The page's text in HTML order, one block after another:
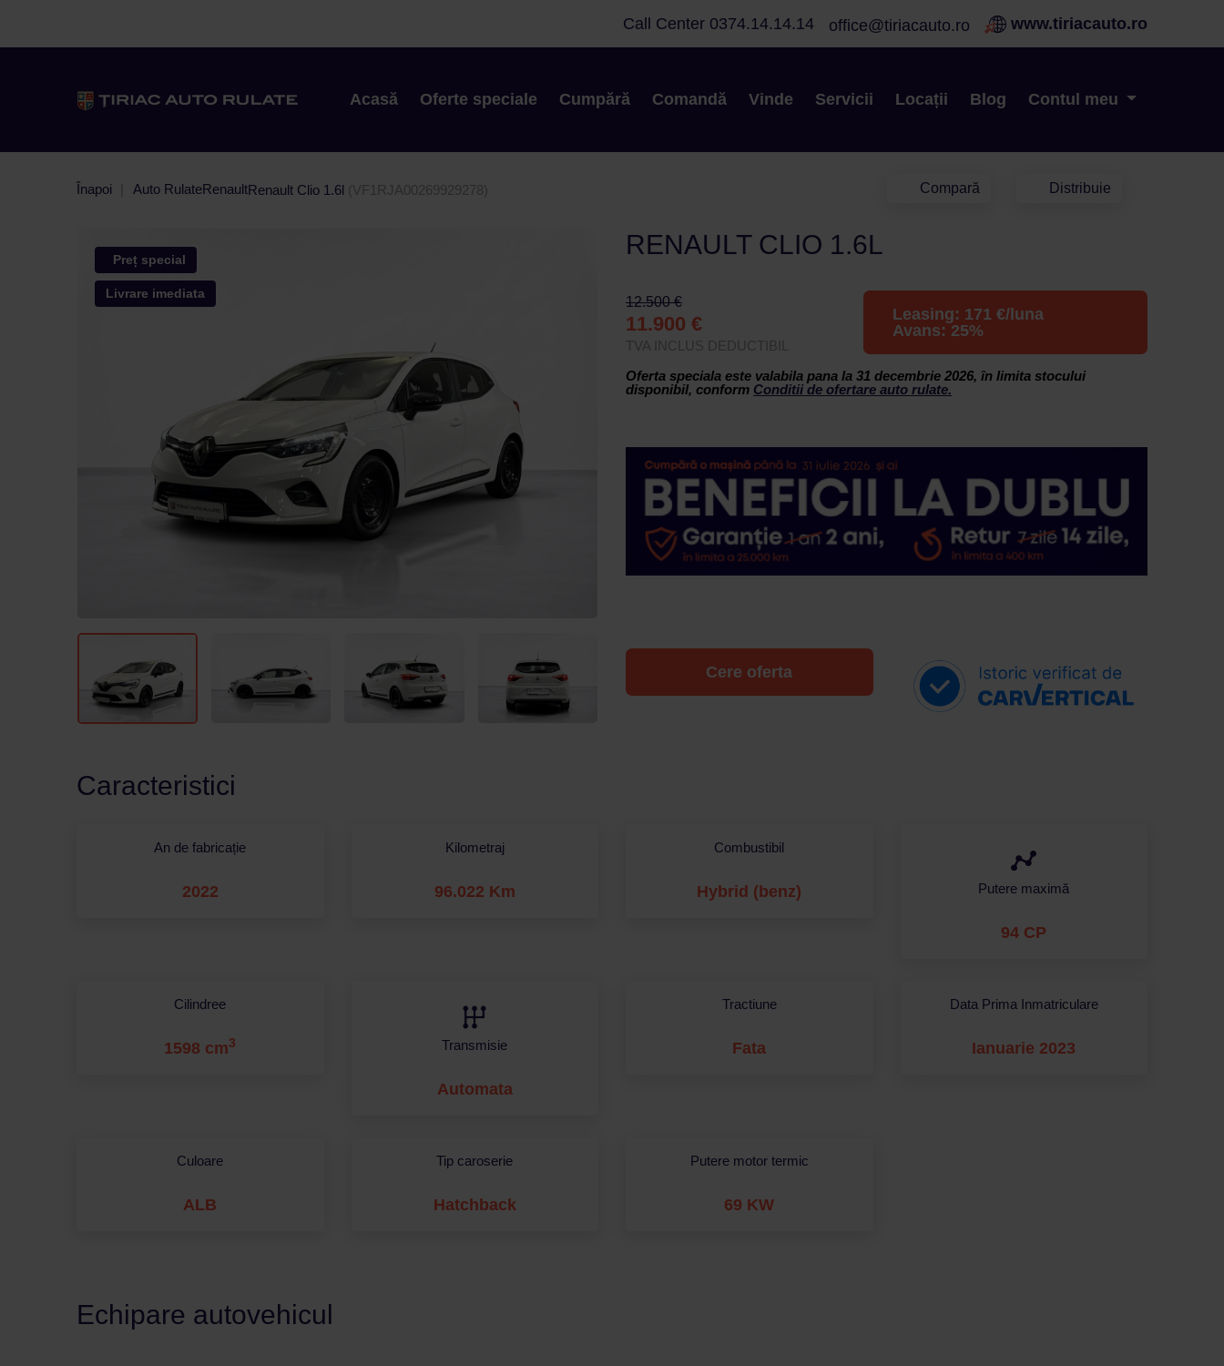
Call Center 0374.14.14.14 office@tiriacauto.ro www.tiriacauto.ro
Acasă Oferte speciale Cumpără Comandă Vinde Servicii Locații Blog Contul meu
Înapoi Auto RulateRenaultRenault Clio 1.6l (VF1RJA00269929278) Compară Distribuie
Preț special
Livrare imediata
RENAULT CLIO 1.6L
12.500 €
11.900 €
TVA INCLUS DEDUCTIBIL
Leasing: 171 €/luna
Avans: 25%
Oferta speciala este valabila pana la 31 decembrie 2026, în limita stocului
disponibil, conform Conditii de ofertare auto rulate.
Cere oferta
Caracteristici
An de fabricație
2022
Kilometraj
96.022 Km
Combustibil
Hybrid (benz) Putere maximă
94 CP
Cilindree
1598 cm3 Transmisie
Automata
Tractiune
Fata
Data Prima Inmatriculare
Ianuarie 2023
Culoare
ALB
Tip caroserie
Hatchback
Putere motor termic
69 KW
Echipare autovehicul